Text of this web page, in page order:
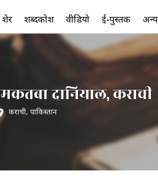
मकतबा दानियाल, कराची
कराची, पाकिस्तान
शेर शब्दकोश वीडियो ई-पुस्तक अन्य